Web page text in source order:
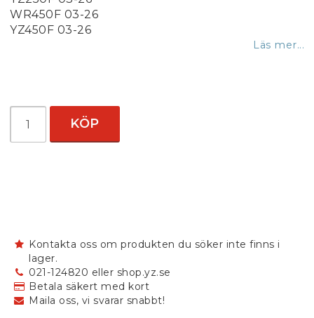
WR450F 03-26
YZ450F 03-26
Läs mer...
KÖP
Kontakta oss om produkten du söker inte finns i
lager.
021-124820 eller shop.yz.se
Betala säkert med kort
Maila oss, vi svarar snabbt!